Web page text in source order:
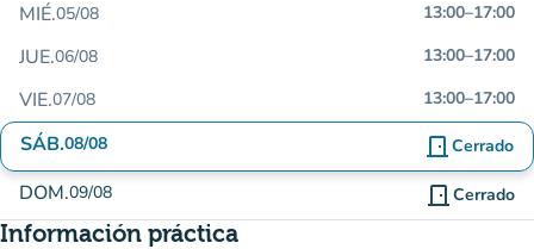
MIÉ.05/08 13:00–17:00
JUE.06/08 13:00–17:00
VIE.07/08 13:00–17:00
SÁB.08/08 door_front Cerrado
DOM.09/08 door_front Cerrado
Información práctica